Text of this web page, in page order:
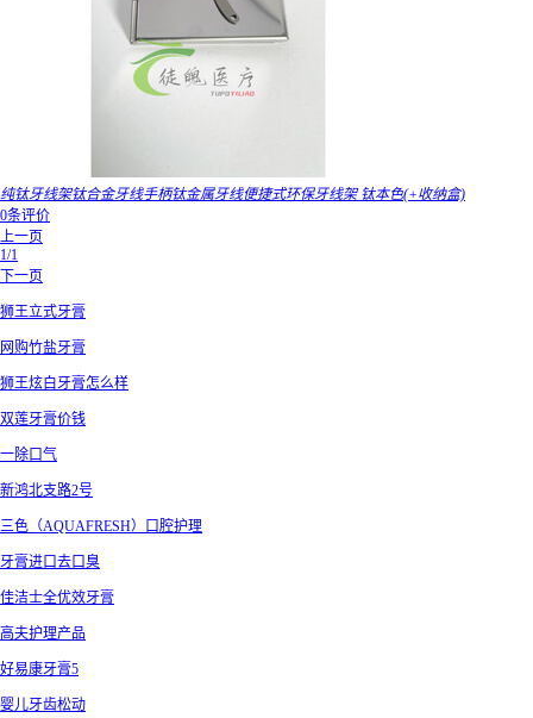
纯钛牙线架钛合金牙线手柄钛金属牙线便捷式环保牙线架 钛本色(+收纳盒)
0条评价
上一页
1/1
下一页
狮王立式牙膏
网购竹盐牙膏
狮王炫白牙膏怎么样
双莲牙膏价钱
一除口气
新鸿北支路2号
三色（AQUAFRESH）口腔护理
牙膏进口去口臭
佳洁士全优效牙膏
高夫护理产品
好易康牙膏5
婴儿牙齿松动